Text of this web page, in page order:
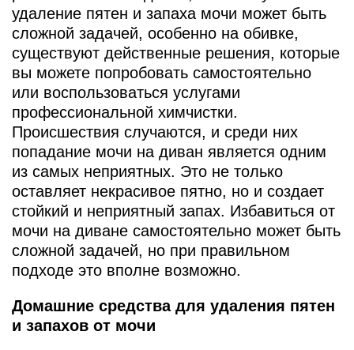
удаление пятен и запаха мочи может быть
сложной задачей, особенно на обивке,
существуют действенные решения, которые
вы можете попробовать самостоятельно
или воспользоваться услугами
профессиональной химчистки.
Происшествия случаются, и среди них
попадание мочи на диван является одним
из самых неприятных. Это не только
оставляет некрасивое пятно, но и создает
стойкий и неприятный запах. Избавиться от
мочи на диване самостоятельно может быть
сложной задачей, но при правильном
подходе это вполне возможно.
Домашние средства для удаления пятен
и запахов от мочи